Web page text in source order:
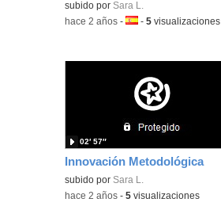
Contenido educativo.
subido por Sara L.
-hace 2 años -Idioma:
-5 visualizaciones
Innovación Metodológica
Contenido educativo.
subido por Sara L.
02′ 57″
-hace 2 años -5 visualizaciones